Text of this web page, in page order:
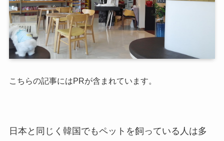
こちらの記事にはPRが含まれています。
日本と同じく韓国でもペットを飼っている人は多